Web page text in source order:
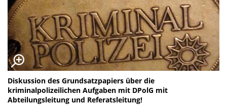
Diskussion des Grundsatzpapiers über die
kriminalpolizeilichen Aufgaben mit DPolG mit
Abteilungsleitung und Referatsleitung!